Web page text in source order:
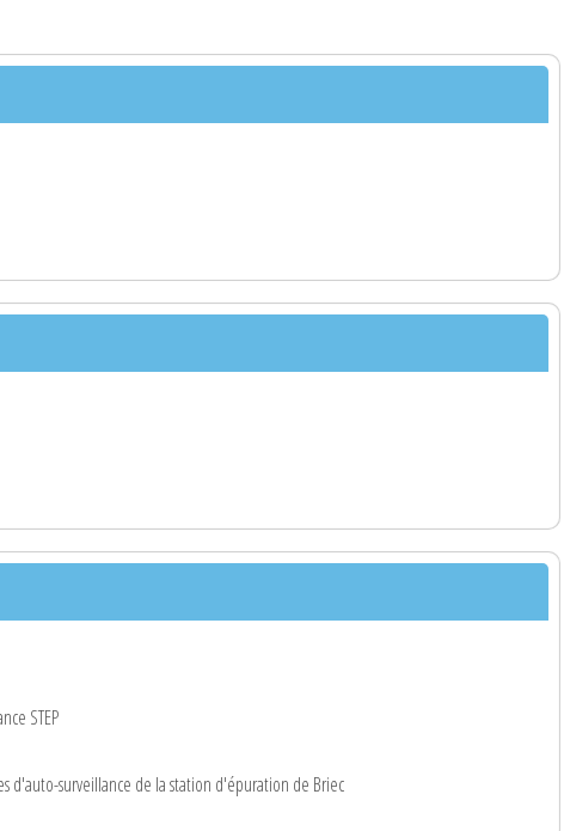
STEP
d'auto-surveillance de la station d'épuration de Briec